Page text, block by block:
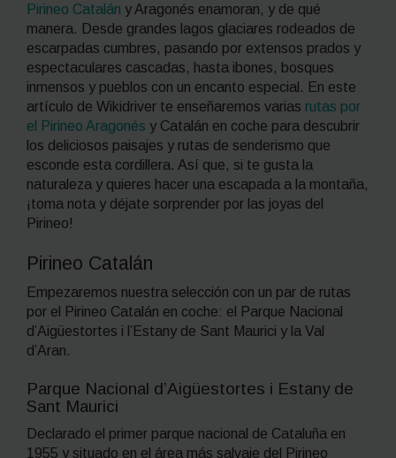
Pirineo Catalán y Aragonés enamoran, y de qué
manera. Desde grandes lagos glaciares rodeados de
escarpadas cumbres, pasando por extensos prados y
espectaculares cascadas, hasta ibones, bosques
inmensos y pueblos con un encanto especial. En este
artículo de Wikidriver te enseñaremos varias rutas por
el Pirineo Aragonés y Catalán en coche para descubrir
los deliciosos paisajes y rutas de senderismo que
esconde esta cordillera. Así que, si te gusta la
naturaleza y quieres hacer una escapada a la montaña,
¡toma nota y déjate sorprender por las joyas del
Pirineo!
Pirineo Catalán
Empezaremos nuestra selección con un par de rutas
por el Pirineo Catalán en coche: el Parque Nacional
d’Aigüestortes i l’Estany de Sant Maurici y la Val
d’Aran.
Parque Nacional d’Aigüestortes i Estany de
Sant Maurici
Declarado el primer parque nacional de Cataluña en
1955 y situado en el área más salvaje del Pirineo